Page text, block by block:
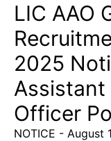
LIC AAO
2025
Officer
NOTICE - August